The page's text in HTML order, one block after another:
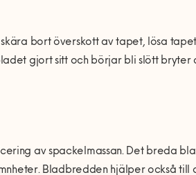
bort överskott av tapet, lösa
gjort sitt och börjar bli slött
av spackelmassan. Det breda
Bladbredden hjälper också till